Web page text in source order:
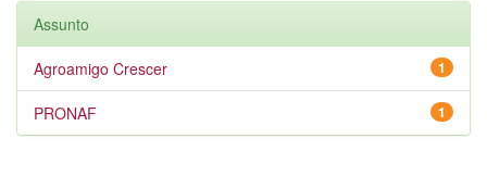
Assunto
1
Agroamigo Crescer
1
PRONAF